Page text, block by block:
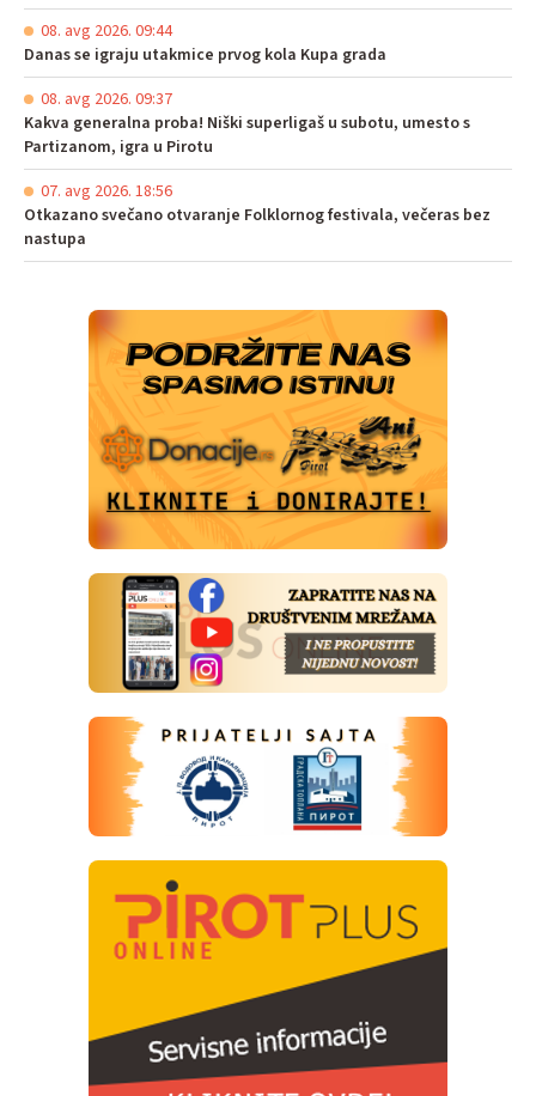
08. avg 2026. 09:44
Danas se igraju utakmice prvog kola Kupa grada
08. avg 2026. 09:37
Kakva generalna proba! Niški superligaš u subotu, umesto s
Partizanom, igra u Pirotu
07. avg 2026. 18:56
Otkazano svečano otvaranje Folklornog festivala, večeras bez
nastupa